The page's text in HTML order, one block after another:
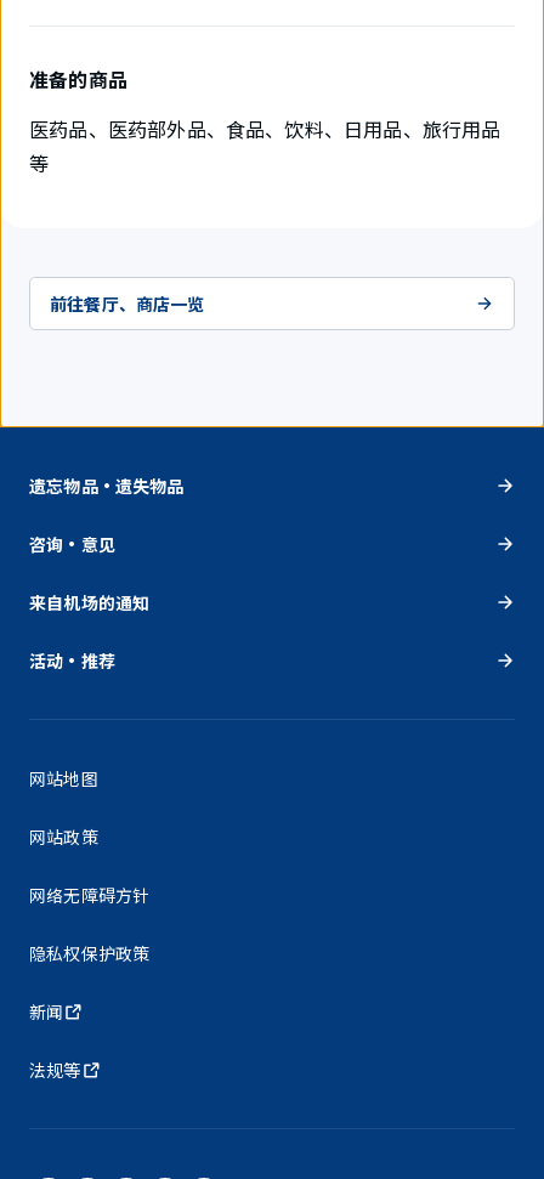
准备的商品
医药品、医药部外品、食品、饮料、日用品、旅行用品
等
前往餐厅、商店一览
遗忘物品・遗失物品
咨询・意见
来自机场的通知
活动・推荐
网站地图
网站政策
网络无障碍方针
隐私权保护政策
新闻
法规等